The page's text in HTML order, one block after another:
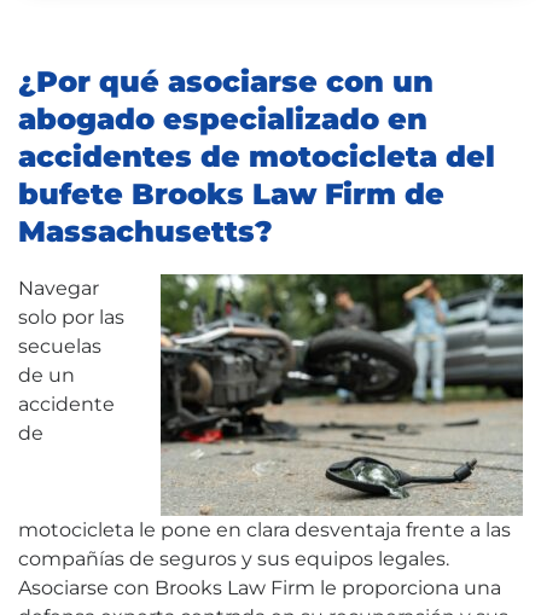
¿Por qué asociarse con un
abogado especializado en
accidentes de motocicleta del
bufete Brooks Law Firm de
Massachusetts?
Navegar
solo por las
secuelas
de un
accidente
de
motocicleta le pone en clara desventaja frente a las
compañías de seguros y sus equipos legales.
Asociarse con Brooks Law Firm le proporciona una